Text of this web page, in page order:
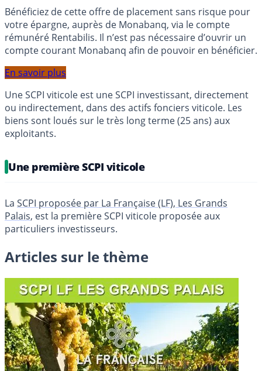
Bénéficiez de cette offre de placement sans risque pour
votre épargne, auprès de Monabanq, via le compte
rémunéré Rentabilis. Il n’est pas nécessaire d’ouvrir un
compte courant Monabanq afin de pouvoir en bénéficier.
En savoir plus
Une SCPI viticole est une SCPI investissant, directement
ou indirectement, dans des actifs fonciers viticole. Les
biens sont loués sur le très long terme (25 ans) aux
exploitants.
Une première SCPI viticole
La SCPI proposée par La Française (LF), Les Grands
Palais, est la première SCPI viticole proposée aux
particuliers investisseurs.
Articles sur le thème